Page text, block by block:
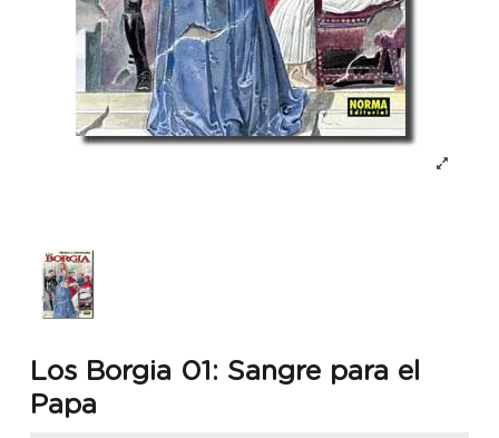
Los Borgia 01: Sangre para el
Papa